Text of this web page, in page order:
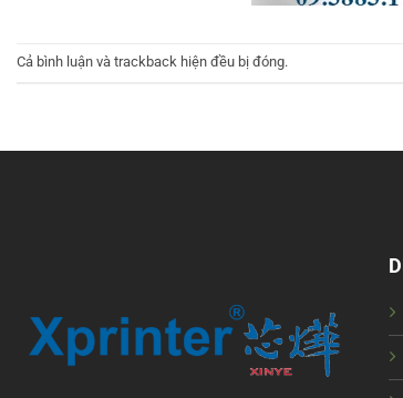
Cả bình luận và trackback hiện đều bị đóng.